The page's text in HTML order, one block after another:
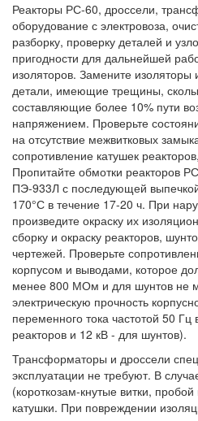
Реакторы РС-60, дроссели,
оборудование с электровоза,
разборку, проверку деталей и
пригодности для дальнейшей
изоляторов. Замените изоляторы
детали, имеющие трещины,
составляющие более 10% пути
напряжением. Проверьте
на отсутствие межвитковых
сопротивление катушек
Пропитайте обмотки реакторов
ПЭ-933Л с последующей
170°С в течение 17-20 ч. При
произведите окраску их
сборку и окраску реакторов,
чертежей. Проверьте
корпусом и выводами, которое
менее 800 МОм и для шунтов не
электрическую прочность
переменного тока частотой 50
реакторов и 12 кВ - для шунтов).
Трансформаторы и дроссели
эксплуатации не требуют. В
(короткозам-кнутые витки,
катушки. При повреждении